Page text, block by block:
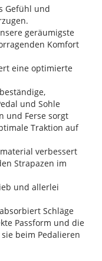
Gefühl und
geräumigste
Komfort
eine optimierte
und Sohle
und Ferse sorgt
Traktion auf
verbessert
Strapazen im
und allerlei
Schläge
Passform und die
beim Pedalieren